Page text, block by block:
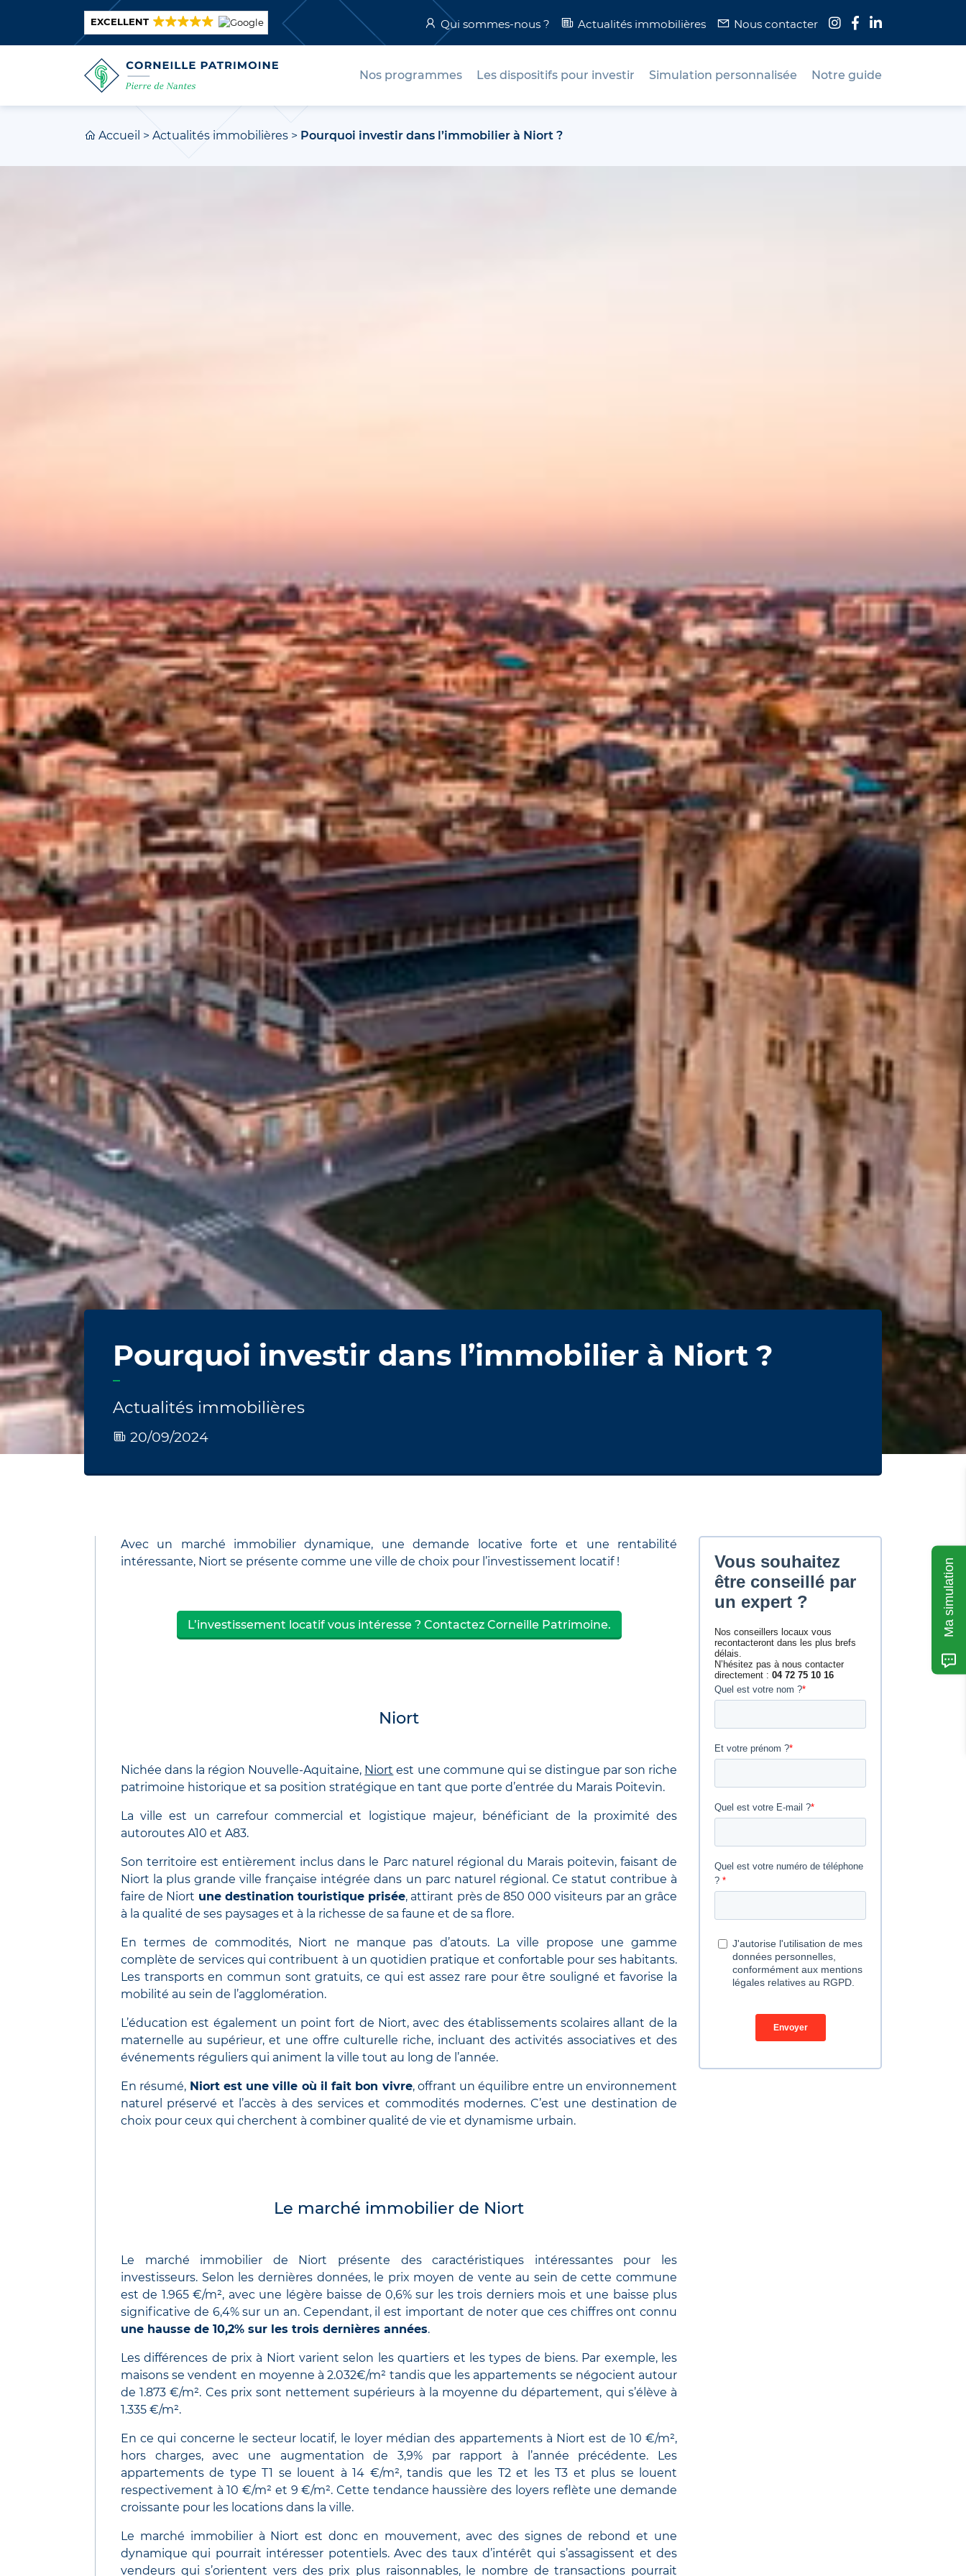
EXCELLENT Qui sommes-nous ? Actualités immobilières Nous contacter
Nos programmes Les dispositifs pour investir Simulation personnalisée Notre guide
Accueil > Actualités immobilières > Pourquoi investir dans l’immobilier à Niort ?
Pourquoi investir dans l’immobilier à Niort ?
Actualités immobilières
20/09/2024
Avec un marché immobilier dynamique, une demande locative forte et une rentabilité
intéressante, Niort se présente comme une ville de choix pour l’investissement locatif !
L’investissement locatif vous intéresse ? Contactez Corneille Patrimoine.
Niort
Nichée dans la région Nouvelle-Aquitaine, Niort est une commune qui se distingue par son riche
patrimoine historique et sa position stratégique en tant que porte d’entrée du Marais Poitevin.
La ville est un carrefour commercial et logistique majeur, bénéficiant de la proximité des
autoroutes A10 et A83.
Son territoire est entièrement inclus dans le Parc naturel régional du Marais poitevin, faisant de
Niort la plus grande ville française intégrée dans un parc naturel régional. Ce statut contribue à
faire de Niort une destination touristique prisée, attirant près de 850 000 visiteurs par an grâce
à la qualité de ses paysages et à la richesse de sa faune et de sa flore.
En termes de commodités, Niort ne manque pas d’atouts. La ville propose une gamme
complète de services qui contribuent à un quotidien pratique et confortable pour ses habitants.
Les transports en commun sont gratuits, ce qui est assez rare pour être souligné et favorise la
mobilité au sein de l’agglomération.
L’éducation est également un point fort de Niort, avec des établissements scolaires allant de la
maternelle au supérieur, et une offre culturelle riche, incluant des activités associatives et des
événements réguliers qui animent la ville tout au long de l’année.
En résumé, Niort est une ville où il fait bon vivre, offrant un équilibre entre un environnement
naturel préservé et l’accès à des services et commodités modernes. C’est une destination de
choix pour ceux qui cherchent à combiner qualité de vie et dynamisme urbain.
Le marché immobilier de Niort
Le marché immobilier de Niort présente des caractéristiques intéressantes pour les
investisseurs. Selon les dernières données, le prix moyen de vente au sein de cette commune
est de 1.965 €/m², avec une légère baisse de 0,6% sur les trois derniers mois et une baisse plus
significative de 6,4% sur un an. Cependant, il est important de noter que ces chiffres ont connu
une hausse de 10,2% sur les trois dernières années.
Les différences de prix à Niort varient selon les quartiers et les types de biens. Par exemple, les
maisons se vendent en moyenne à 2.032€/m² tandis que les appartements se négocient autour
de 1.873 €/m². Ces prix sont nettement supérieurs à la moyenne du département, qui s’élève à
1.335 €/m².
En ce qui concerne le secteur locatif, le loyer médian des appartements à Niort est de 10 €/m²,
hors charges, avec une augmentation de 3,9% par rapport à l’année précédente. Les
appartements de type T1 se louent à 14 €/m², tandis que les T2 et les T3 et plus se louent
respectivement à 10 €/m² et 9 €/m². Cette tendance haussière des loyers reflète une demande
croissante pour les locations dans la ville.
Le marché immobilier à Niort est donc en mouvement, avec des signes de rebond et une
dynamique qui pourrait intéresser potentiels. Avec des taux d’intérêt qui s’assagissent et des
vendeurs qui s’orientent vers des prix plus raisonnables, le nombre de transactions pourrait
Ma simulation